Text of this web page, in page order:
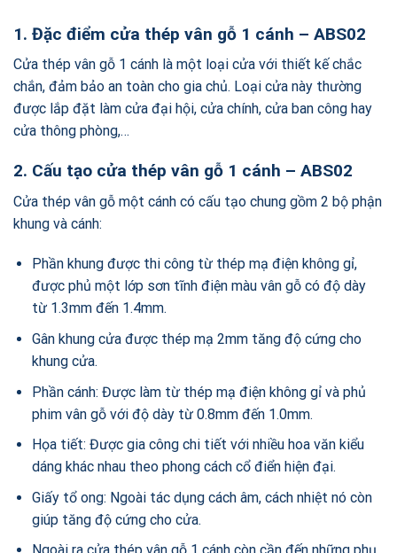
1. Đặc điểm cửa thép vân gỗ 1 cánh – ABS02
Cửa thép vân gỗ 1 cánh là một loại cửa với thiết kế chắc
chắn, đảm bảo an toàn cho gia chủ. Loại cửa này thường
được lắp đặt làm cửa đại hội, cửa chính, cửa ban công hay
cửa thông phòng,…
2. Cấu tạo cửa thép vân gỗ 1 cánh – ABS02
Cửa thép vân gỗ một cánh có cấu tạo chung gồm 2 bộ phận
khung và cánh:
Phần khung được thi công từ thép mạ điện không gỉ,
được phủ một lớp sơn tĩnh điện màu vân gỗ có độ dày
từ 1.3mm đến 1.4mm.
Gân khung cửa được thép mạ 2mm tăng độ cứng cho
khung cửa.
Phần cánh: Được làm từ thép mạ điện không gỉ và phủ
phim vân gỗ với độ dày từ 0.8mm đến 1.0mm.
Họa tiết: Được gia công chi tiết với nhiều hoa văn kiểu
dáng khác nhau theo phong cách cổ điển hiện đại.
Giấy tổ ong: Ngoài tác dụng cách âm, cách nhiệt nó còn
giúp tăng độ cứng cho cửa.